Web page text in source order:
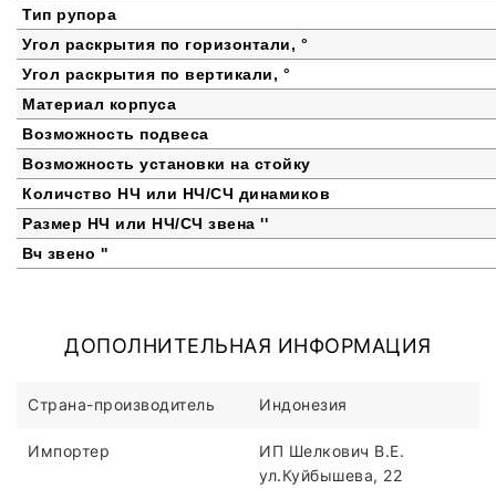
Тип рупора
Угол раскрытия по горизонтали, °
Угол раскрытия по вертикали, °
Материал корпуса
Возможность подвеса
Возможность установки на стойку
Количство НЧ или НЧ/СЧ динамиков
Размер НЧ или НЧ/СЧ звена ''
Вч звено ''
ДОПОЛНИТЕЛЬНАЯ ИНФОРМАЦИЯ
Страна-производитель Индонезия
Импортер
ИП Шелкович В.Е.
ул.Куйбышева, 22